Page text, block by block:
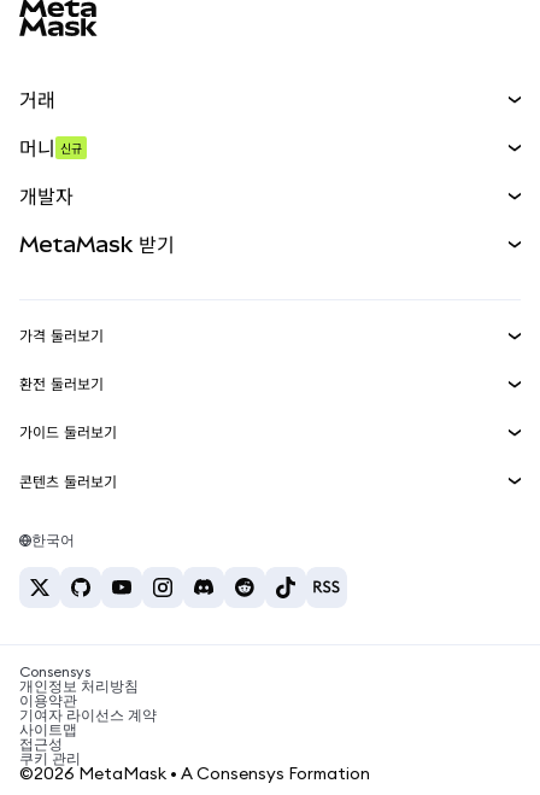
거래
무기한 선물
실물자산
머니 신규
개발자
MetaMask Connect
Snaps
웹3 서비스
MetaMask 받기
보안
고객 지원
채용
가격 둘러보기
이더리움 가격
솔라나 가격
테더 가격
환전 둘러보기
ETH를 USD로 환전
USDT를 INR로 환전
BTC를 INR로 환전
ETH를 USDT로 환전
가이드 둘러보기
ETH 매수
USDT 매수
SHIB 매수
BNB 매수
콘텐츠 둘러보기
솔라나 지갑
암호화폐 세금 뉴스
암호화폐 매수 방법
비트코인 매도 방법
한국어
Consensys
개인정보 처리방침
이용약관
기여자 라이선스 계약
사이트맵
접근성
쿠키 관리
©2026 MetaMask • A Consensys Formation